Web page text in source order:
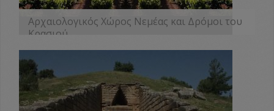
Αρχαιολογικός Χώρος Νεμέας και Δρόμοι του
Κρασιού
ΠΕΡΙΣΣΟΤΕΡΑ